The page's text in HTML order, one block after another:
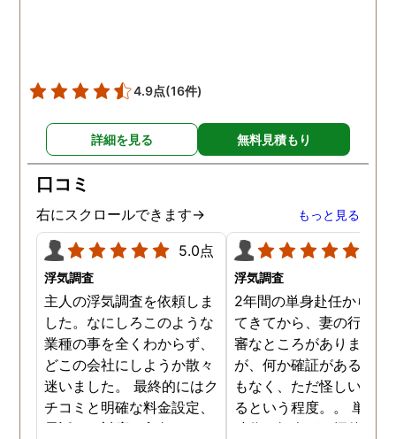
4.9点(16件)
詳細を見る 無料見積もり
口コミ
右にスクロールできます→ もっと見る
5.0点
浮気調査
主人の浮気調査を依頼しま
した。なにしろこのような
業種の事を全くわからず、
どこの会社にしようか散々
迷いました。 最終的にはク
チコミと明確な料金設定、
電話での対応、印象でこち
浮気調査
2年間の単身赴任から帰
てきてから、妻の行動に
審なところがありました
が、何か確証があるわけ
もなく、ただ怪しい気が
るという程度。。 単身
時代の知人が、探偵に依